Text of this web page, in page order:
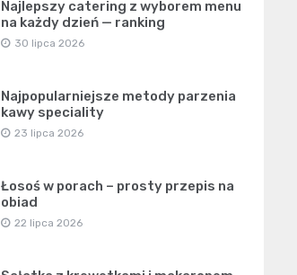
Najlepszy catering z wyborem menu
na każdy dzień — ranking
30 lipca 2026
Najpopularniejsze metody parzenia
kawy speciality
23 lipca 2026
Łosoś w porach – prosty przepis na
obiad
22 lipca 2026